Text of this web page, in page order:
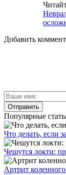
Добавить
Популярные
Что делать, если
Чешутся локти:
Артрит